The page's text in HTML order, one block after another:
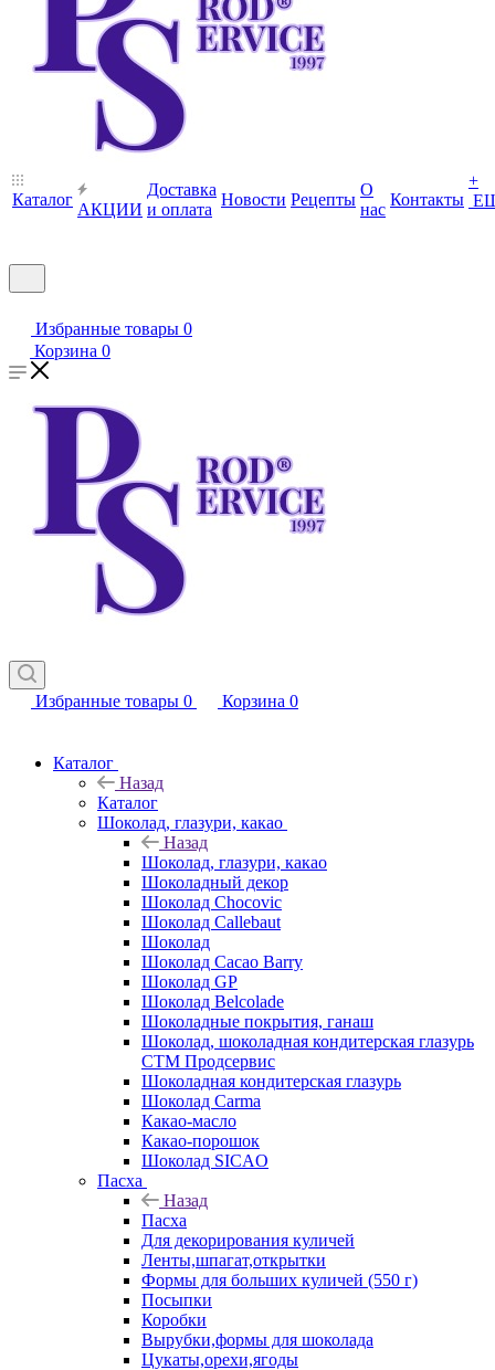
Каталог
АКЦИИ
Доставка
и оплата
Новости Рецепты
О
нас
Контакты
+
Избранные товары 0
Корзина 0
Избранные товары 0 Корзина 0
Каталог
Назад
Каталог
Шоколад, глазури, какао
Назад
Шоколад, глазури, какао
Шоколадный декор
Шоколад Chocovic
Шоколад Callebaut
Шоколад
Шоколад Cacao Barry
Шоколад GP
Шоколад Belcolade
Шоколадные покрытия, ганаш
Шоколад, шоколадная кондитерская глазурь
СТМ Продсервис
Шоколадная кондитерская глазурь
Шоколад Carma
Какао-масло
Какао-порошок
Шоколад SICAO
Пасха
Назад
Пасха
Для декорирования куличей
Ленты,шпагат,открытки
Формы для больших куличей (550 г)
Посыпки
Коробки
Вырубки,формы для шоколада
Цукаты,орехи,ягоды